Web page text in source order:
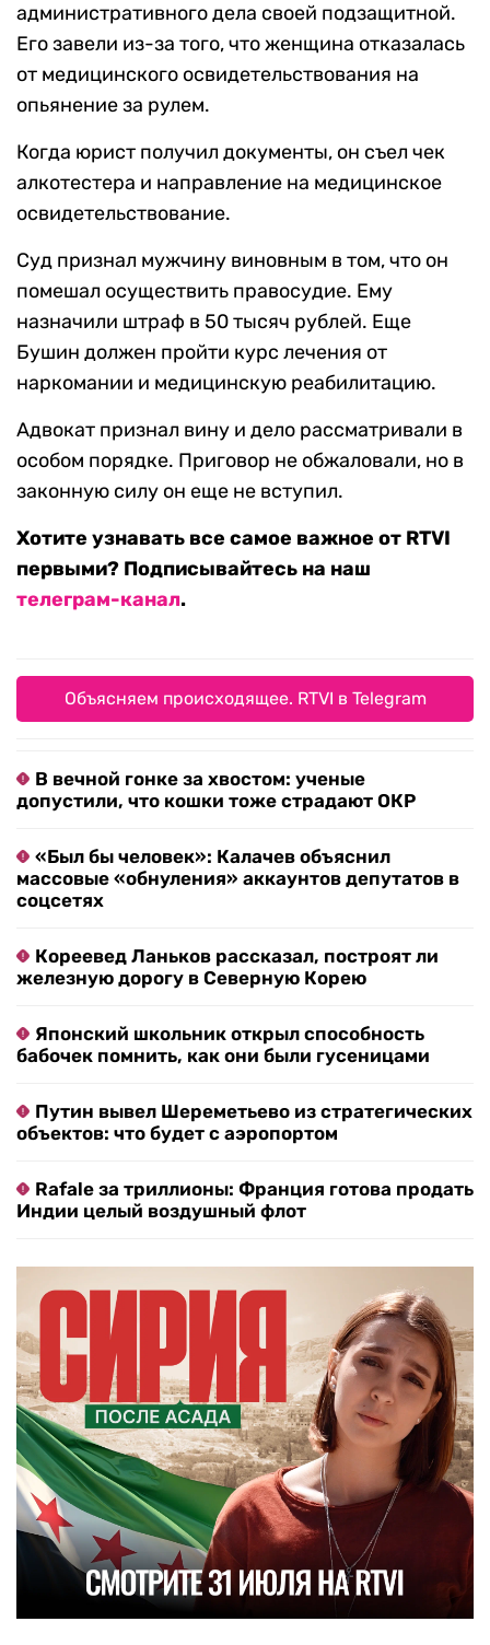
административного дела своей подзащитной.
Его завели из-за того, что женщина отказалась
от медицинского освидетельствования на
опьянение за рулем.
Когда юрист получил документы, он съел чек
алкотестера и направление на медицинское
освидетельствование.
Суд признал мужчину виновным в том, что он
помешал осуществить правосудие. Ему
назначили штраф в 50 тысяч рублей. Еще
Бушин должен пройти курс лечения от
наркомании и медицинскую реабилитацию.
Адвокат признал вину и дело рассматривали в
особом порядке. Приговор не обжаловали, но в
законную силу он еще не вступил.
Хотите узнавать все самое важное от RTVI
первыми? Подписывайтесь на наш
телеграм-канал.
Объясняем происходящее. RTVI в Telegram
В вечной гонке за хвостом: ученые
допустили, что кошки тоже страдают ОКР
«Был бы человек»: Калачев объяснил
массовые «обнуления» аккаунтов депутатов в
соцсетях
Кореевед Ланьков рассказал, построят ли
железную дорогу в Северную Корею
Японский школьник открыл способность
бабочек помнить, как они были гусеницами
Путин вывел Шереметьево из стратегических
объектов: что будет с аэропортом
Rafale за триллионы: Франция готова продать
Индии целый воздушный флот